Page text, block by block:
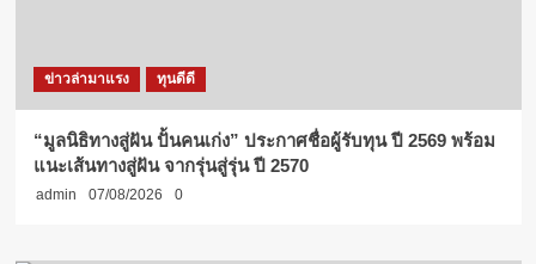
ข่าวล่ามาแรง ทุนดีดี
“มูลนิธิทางสู่ฝัน ปั้นคนเก่ง” ประกาศชื่อผู้รับทุน ปี 2569 พร้อม
แนะเส้นทางสู่ฝัน จากรุ่นสู่รุ่น ปี 2570
admin 07/08/2026 0